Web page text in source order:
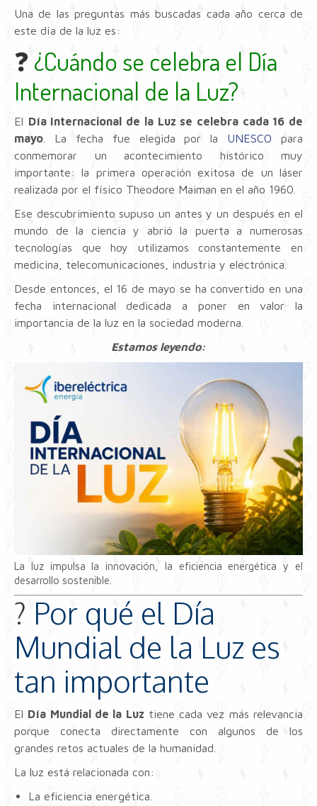
Una de las preguntas más buscadas cada año cerca de
este día de la luz es:
❓ ¿Cuándo se celebra el Día
Internacional de la Luz?
El Día Internacional de la Luz se celebra cada 16 de
mayo . La fecha fue elegida por la UNESCO para
conmemorar un acontecimiento histórico muy
importante: la primera operación exitosa de un láser
realizada por el físico Theodore Maiman en el año 1960.
Ese descubrimiento supuso un antes y un después en el
mundo de la ciencia y abrió la puerta a numerosas
tecnologías que hoy utilizamos constantemente en
medicina, telecomunicaciones, industria y electrónica.
Desde entonces, el 16 de mayo se ha convertido en una
fecha internacional dedicada a poner en valor la
importancia de la luz en la sociedad moderna.
Estamos leyendo:
La luz impulsa la innovación, la eficiencia energética y el
desarrollo sostenible.
? Por qué el Día
Mundial de la Luz es
tan importante
El Día Mundial de la Luz tiene cada vez más relevancia
porque conecta directamente con algunos de los
grandes retos actuales de la humanidad.
La luz está relacionada con:
La eficiencia energética.